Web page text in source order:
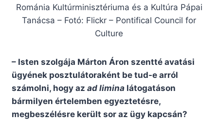
Románia Kultúrminisztériuma és a Kultúra Pápai
Tanácsa – Fotó: Flickr – Pontifical Council for
Culture
– Isten szolgája Márton Áron szentté avatási
ügyének posztulátoraként be tud-e arról
számolni, hogy az ad limina látogatáson
bármilyen értelemben egyeztetésre,
megbeszélésre került sor az ügy kapcsán?